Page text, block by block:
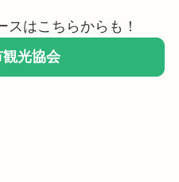
はこちらからも！
光協会